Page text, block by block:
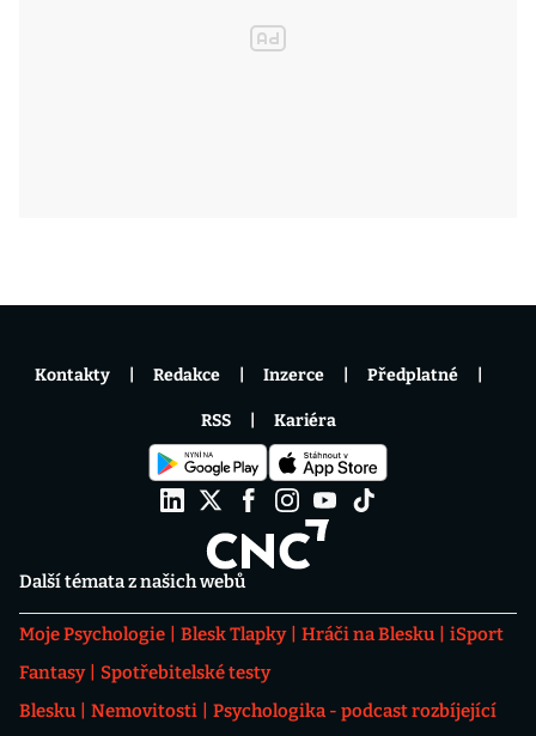
Další témata z našich webů
Moje Psychologie Blesk Tlapky Hráči na Blesku
iSport
Fantasy
Spotřebitelské testy
Blesku
Nemovitosti
Psychologika - podcast rozbíjející
Kontakty Redakce Inzerce Předplatné
RSS Kariéra